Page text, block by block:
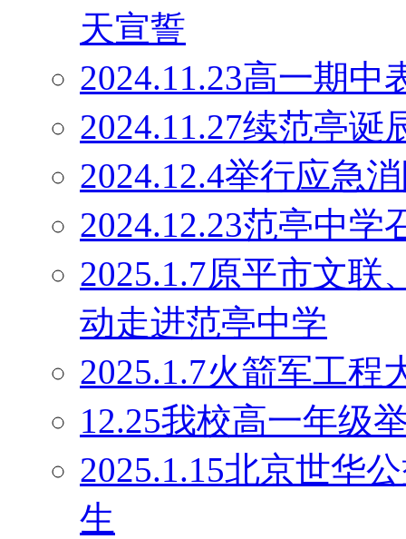
天宣誓
2024.11.23高一期中
2024.11.27续范亭诞
2024.12.4举行应急
2024.12.23范亭中
2025.1.7原平市文联
动走进范亭中学
2025.1.7火箭军工程
12.25我校高一年级
2025.1.15北京世华
生